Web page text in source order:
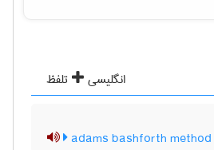
انگلیسی
تلفظ
adams bashforth method